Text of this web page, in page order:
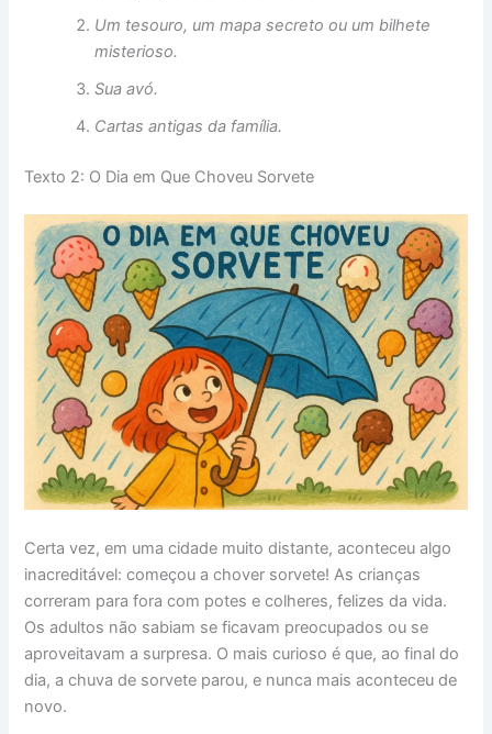
Um tesouro, um mapa secreto ou um bilhete
misterioso.
Sua avó.
Cartas antigas da família.
Texto 2: O Dia em Que Choveu Sorvete
Certa vez, em uma cidade muito distante, aconteceu algo
inacreditável: começou a chover sorvete! As crianças
correram para fora com potes e colheres, felizes da vida.
Os adultos não sabiam se ficavam preocupados ou se
aproveitavam a surpresa. O mais curioso é que, ao final do
dia, a chuva de sorvete parou, e nunca mais aconteceu de
novo.